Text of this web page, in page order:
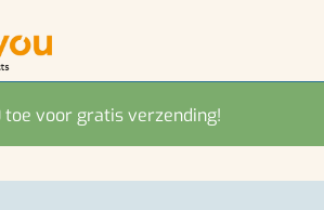
toe voor gratis verzending!